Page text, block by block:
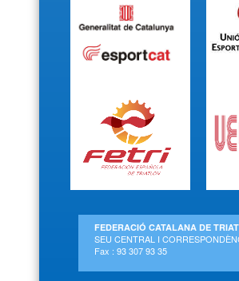
FEDERACIÓ CATALANA DE
SEU CENTRAL I
Fax : 93 307 93 35